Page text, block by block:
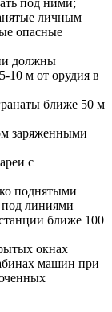
под ними;
личным
опасные
должны
10 м от орудия в
ближе 50 м
заряженными
с
поднятыми
линиями
ближе 100
окнах
машин при